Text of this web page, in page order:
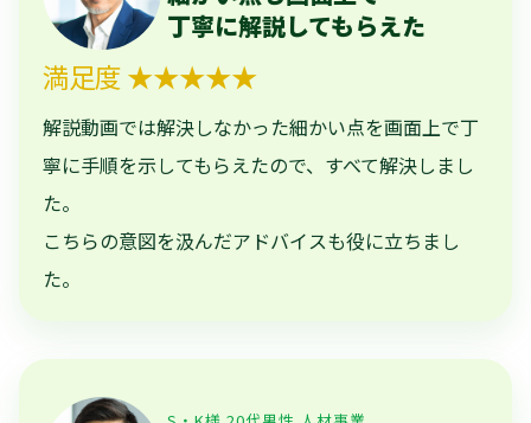
丁寧に解説してもらえた
満足度 ★★★★★
解説動画では解決しなかった細かい点を画面上で丁
寧に手順を示してもらえたので、すべて解決しまし
た。
こちらの意図を汲んだアドバイスも役に立ちまし
た。